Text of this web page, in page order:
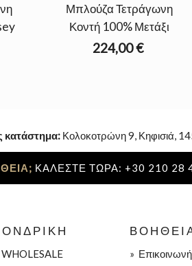
Μπλούζα Τετράγωνη
Κοντή 100% Μετάξι
224,00 €
κατάστημα:Κολοκοτρώνη 9, Κηφισιά,
ΚΑΛΕΣΤΕ ΤΩΡΑ: +30 210 28
WHOLESALE
»